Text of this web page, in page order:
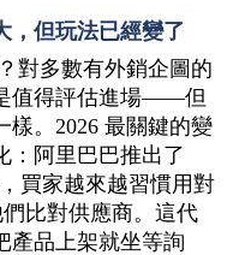
，但玩法已經變了
對多數有外銷企圖的
值得評估進場——但
樣。2026 最關鍵的變
：阿里巴巴推出了
買家越來越習慣用對
比對供應商。這代
產品上架就坐等詢